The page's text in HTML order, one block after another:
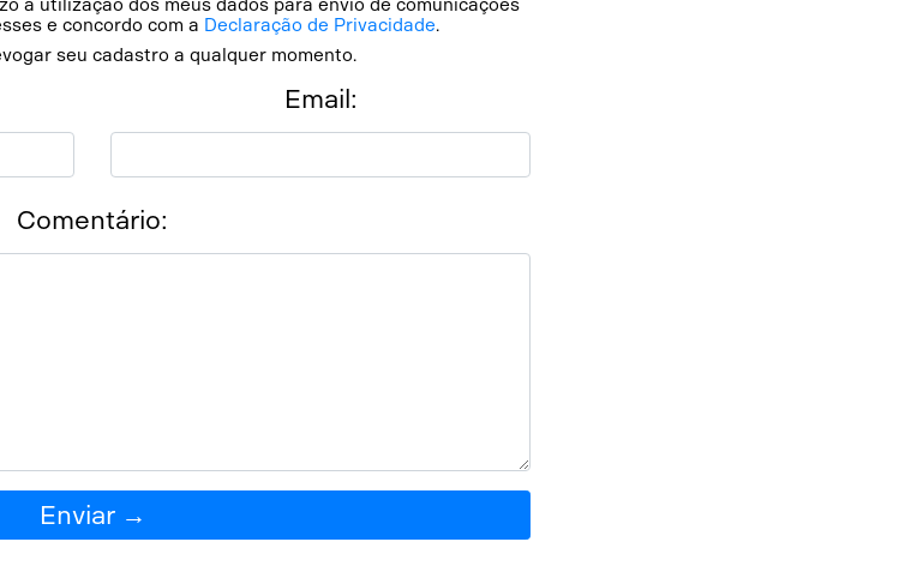
a utilização dos meus dados para envio de comunicações
e concordo com a Declaração de Privacidade.
seu cadastro a qualquer momento.
Email:
Comentário:
Enviar →